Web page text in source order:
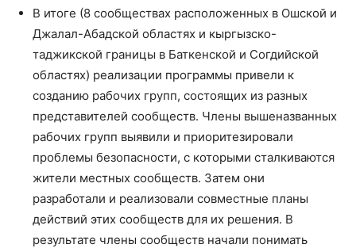
В итоге (8 сообществах расположенных в Ошской и
Джалал-Абадской областях и кыргызско-
таджикской границы в Баткенской и Согдийской
областях) реализации программы привели к
созданию рабочих групп, состоящих из разных
представителей сообществ. Члены вышеназванных
рабочих групп выявили и приоритезировали
проблемы безопасности, с которыми сталкиваются
жители местных сообществ. Затем они
разработали и реализовали совместные планы
действий этих сообществ для их решения. В
результате члены сообществ начали понимать